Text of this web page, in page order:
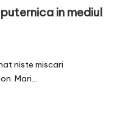
in mediul
niste miscari
Mari…